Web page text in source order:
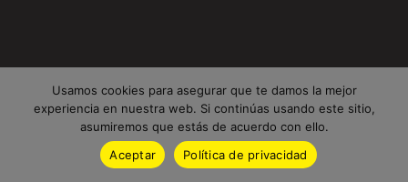
Usamos cookies para asegurar que te damos la mejor
experiencia en nuestra web. Si continúas usando este sitio,
asumiremos que estás de acuerdo con ello.
Aceptar
Política de privacidad